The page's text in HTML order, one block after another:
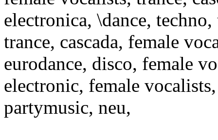
electronica, \dance,
trance, cascada, female
eurodance, disco, female
electronic, female
partymusic, neu,